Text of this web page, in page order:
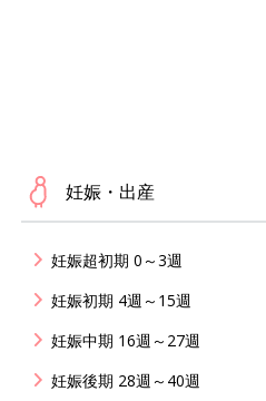
妊娠・出産
妊娠超初期 0～3週
妊娠初期 4週～15週
妊娠中期 16週～27週
妊娠後期 28週～40週